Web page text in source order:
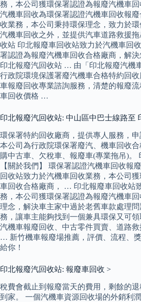
務，本公司獲環保署認證為報廢汽機車
汽機車回收為環保署認證汽機車回收報
收業務，本公司秉持環保理念，致力於
汽機車回收之外，並提供汽車道路救援
收站 印北報廢車回收站致力於汽機車回
署認證為報廢汽機車回收合格廠商，解
印北報廢汽回收站 … 由「印北報廢汽機
行政院環境保護署廢汽機車合格特約回
車報廢回收專業諮詢服務，清楚的報廢
車回收價格 …
印北報廢汽回收站: 中山區中巴士線路至
環保署特約回收廠商，提供專人服務，申
本公司為行政院環保署廢汽、機車回收
購中古車、欠稅車、報廢車(專業拖吊)。
【關於我們】 環保署認證汽機車回收報
回收站致力於汽機車回收業務，本公司
車回收合格廠商， … 印北報廢車回收站
務，本公司獲環保署認證為報廢汽機車
理念，解決車主家中過於老舊車款處理
務，讓車主能夠找到一個兼具環保又可領
汽機車報廢回收、中古零件買賣、道路
… 新竹機車報廢場推薦，評價、流程、
給你！
印北報廢汽回收站: 報廢車回收 >
稅費會截止到報廢當天的費用，剩餘的
到家。 一個汽機車資源回收場的外銷利